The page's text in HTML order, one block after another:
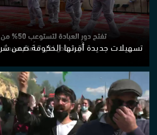
تسهيلات جديدة أقرتها الحكومة ضمن